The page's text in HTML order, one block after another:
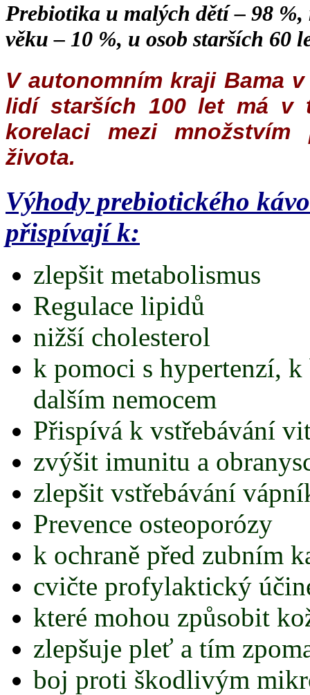
Prebiotika u malých dětí – 98
věku – 10 %, u osob starších 60
V autonomním kraji Bama
lidí starších 100 let má v
korelaci mezi
života.
Výhody prebiotického
přispívají k:
zlepšit metabolismus
Regulace lipidů
nižší cholesterol
k pomoci s hypertenzí,
dalším nemocem
Přispívá k vstřebávání
zvýšit imunitu a
zlepšit vstřebávání
Prevence osteoporózy
k ochraně před zubním
cvičte profylaktický
které mohou způsobit
zlepšuje pleť a tím
boj proti škodlivým